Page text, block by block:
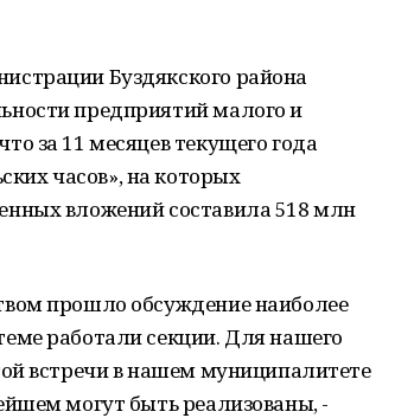
Буздякского района
предприятий малого и
за 11 месяцев текущего года
часов», на которых
вложений составила 518 млн
прошло обсуждение наиболее
работали секции. Для нашего
встречи в нашем муниципалитете
могут быть реализованы, -